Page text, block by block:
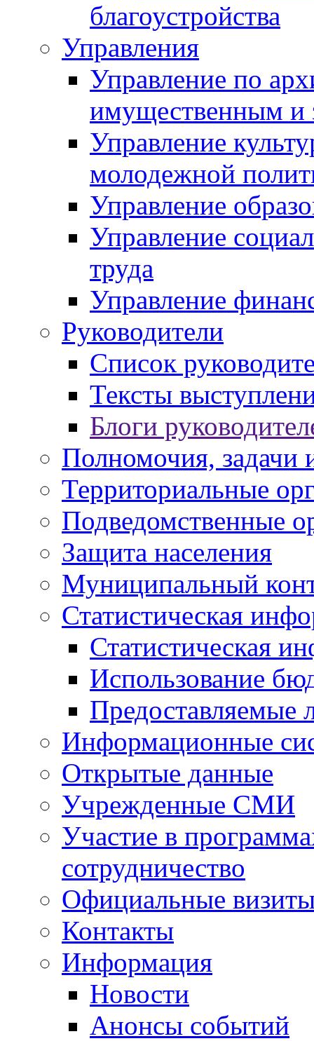
благоустройства
Управления
Управление по
имущественным и
Управление
молодежной
Управление
Управление
труда
Управление
Руководители
Список
Тексты
Блоги
Полномочия, задачи
Территориальные
Подведомственные
Защита населения
Муниципальный
Статистическая
Статистическая
Использование
Предоставляемые
Информационные
Открытые данные
Учрежденные СМИ
Участие в
сотрудничество
Официальные
Контакты
Информация
Новости
Анонсы событий